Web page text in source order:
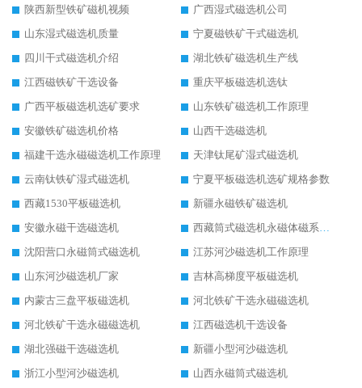
陕西新型铁矿磁机视频
广西湿式磁选机公司
山东湿式磁选机质量
宁夏磁铁矿干式磁选机
四川干式磁选机介绍
湖北铁矿磁选机生产线
江西磁铁矿干选设备
重庆平板磁选机选钛
广西平板磁选机选矿要求
山东铁矿磁选机工作原理
安徽铁矿磁选机价格
山西干选磁选机
福建干选永磁磁选机工作原理
天津钛尾矿湿式磁选机
云南钛铁矿湿式磁选机
宁夏平板磁选机选矿规格参数
西藏1530平板磁选机
新疆永磁铁矿磁选机
安徽永磁干选磁选机
西藏筒式磁选机永磁体磁系设计
沈阳营口永磁筒式磁选机
江苏河沙磁选机工作原理
山东河沙磁选机厂家
吉林高梯度平板磁选机
内蒙古三盘平板磁选机
河北铁矿干选永磁磁选机
河北铁矿干选永磁磁选机
江西磁选机干选设备
湖北强磁干选磁选机
新疆小型河沙磁选机
浙江小型河沙磁选机
山西永磁筒式磁选机